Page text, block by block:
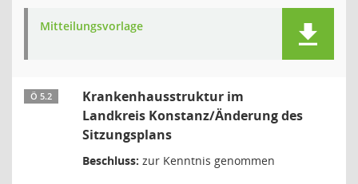
Mitteilungsvorlage
Ö 5.2
Krankenhausstruktur im
Landkreis Konstanz/Änderung des
Sitzungsplans
Beschluss: zur Kenntnis genommen